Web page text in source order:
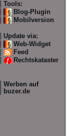
Tools:
Blog-Plugin
Mobilversion
Update via:
Web-Widget
Feed
Rechtskataster
Werben auf
buzer.de